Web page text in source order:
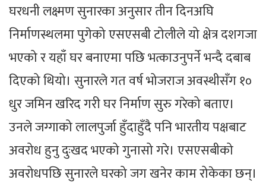
घरधनी लक्ष्मण सुनारका अनुसार तीन दिनअघि
निर्माणस्थलमा पुगेको एसएसबी टोलीले यो क्षेत्र दशगजा
भएको र यहाँ घर बनाएमा पछि भत्काउनुपर्ने भन्दै दबाब
दिएको थियो। सुनारले गत वर्ष भोजराज अवस्थीसँग १०
धुर जमिन खरिद गरी घर निर्माण सुरु गरेको बताए।
उनले जग्गाको लालपुर्जा हुँदाहुँदै पनि भारतीय पक्षबाट
अवरोध हुनु दुःखद भएको गुनासो गरे। एसएसबीको
अवरोधपछि सुनारले घरको जग खनेर काम रोकेका छन्।